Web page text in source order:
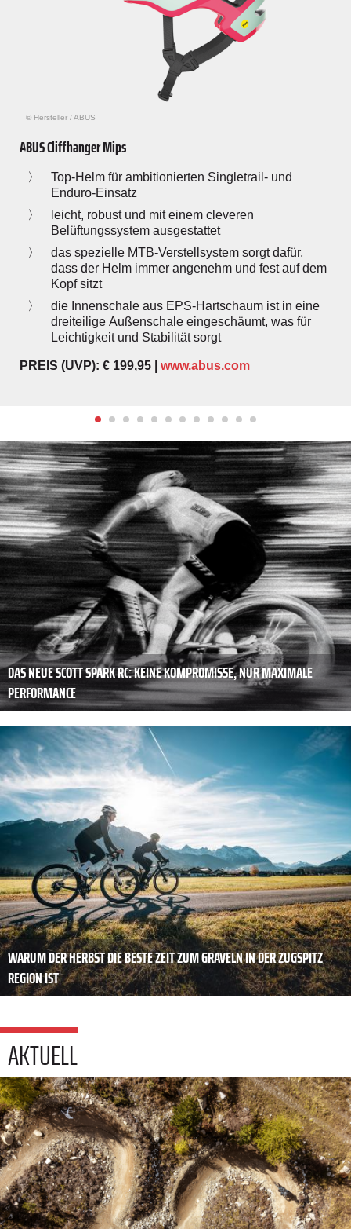
© Hersteller /ABUS
ABUS Cliffhanger Mips
Top-Helm für ambitionierten Singletrail- und
Enduro-Einsatz
leicht, robust und mit einem cleveren
Belüftungssystem ausgestattet
das spezielle MTB-Verstellsystem sorgt dafür,
dass der Helm immer angenehm und fest auf dem
Kopf sitzt
die Innenschale aus EPS-Hartschaum ist in eine
dreiteilige Außenschale eingeschäumt, was für
Leichtigkeit und Stabilität sorgt
PREIS (UVP): € 199,95 | www.abus.com
DAS NEUE SCOTT SPARK RC: KEINE KOMPROMISSE, NUR MAXIMALE
PERFORMANCE
WARUM DER HERBST DIE BESTE ZEIT ZUM GRAVELN IN DER ZUGSPITZ
REGION IST
AKTUELL